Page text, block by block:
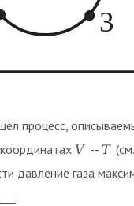
процесс,
V -- T
давление газа